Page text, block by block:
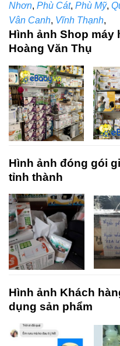
Nhơn, Phù Cát, Phù Mỹ,
Vân Canh, Vĩnh Thạnh,
Hình ảnh Shop máy
Hoàng Văn Thụ
Hình ảnh đóng gói
tỉnh thành​
Hình ảnh Khách
dụng sản phẩm​